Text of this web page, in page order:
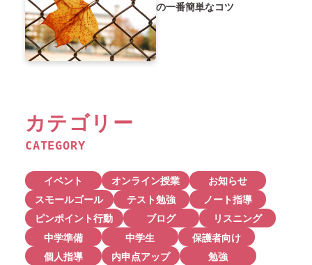
の一番簡単なコツ
カテゴリー
CATEGORY
イベント オンライン授業
お知らせ
スモールゴール
テスト勉強
ノート指導
ピンポイント行動
ブログ
リスニング
中学準備
中学生
保護者向け
個人指導
内申点アップ
勉強